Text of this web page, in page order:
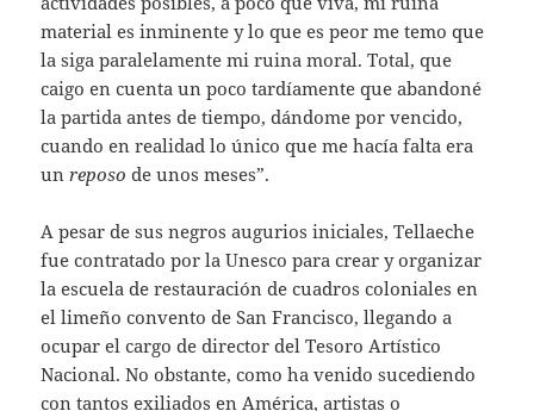
material es inminente y lo que es peor me temo que
la siga paralelamente mi ruina moral. Total, que
caigo en cuenta un poco tardíamente que abandoné
la partida antes de tiempo, dándome por vencido,
cuando en realidad lo único que me hacía falta era
unreposo de unos meses”.
A pesar de sus negros augurios iniciales, Tellaeche
fue contratado por la Unesco para crear y organizar
la escuela de restauración de cuadros coloniales en
el limeño convento de San Francisco, llegando a
ocupar el cargo de director del Tesoro Artístico
Nacional. No obstante, como ha venido sucediendo
con tantos exiliados en América, artistas o